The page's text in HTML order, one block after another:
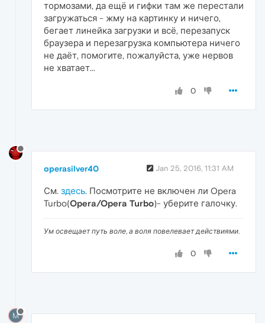
тормозами, да ещё и гифки там же перестали
загружаться - жму на картинку и ничего,
бегает линейка загрузки и всё, перезапуск
браузера и перезагрузка компьютера ничего
не даёт, помогите, пожалуйста, уже нервов
не хватает...
0
operasilver40 Jan 25, 2016, 11:31 AM
См. здесь. Посмотрите не включен ли Opera
Turbo(Opera/Opera Turbo)- уберите галочку.
Ум освещает путь воле, а воля повелевает действиями.
0
M